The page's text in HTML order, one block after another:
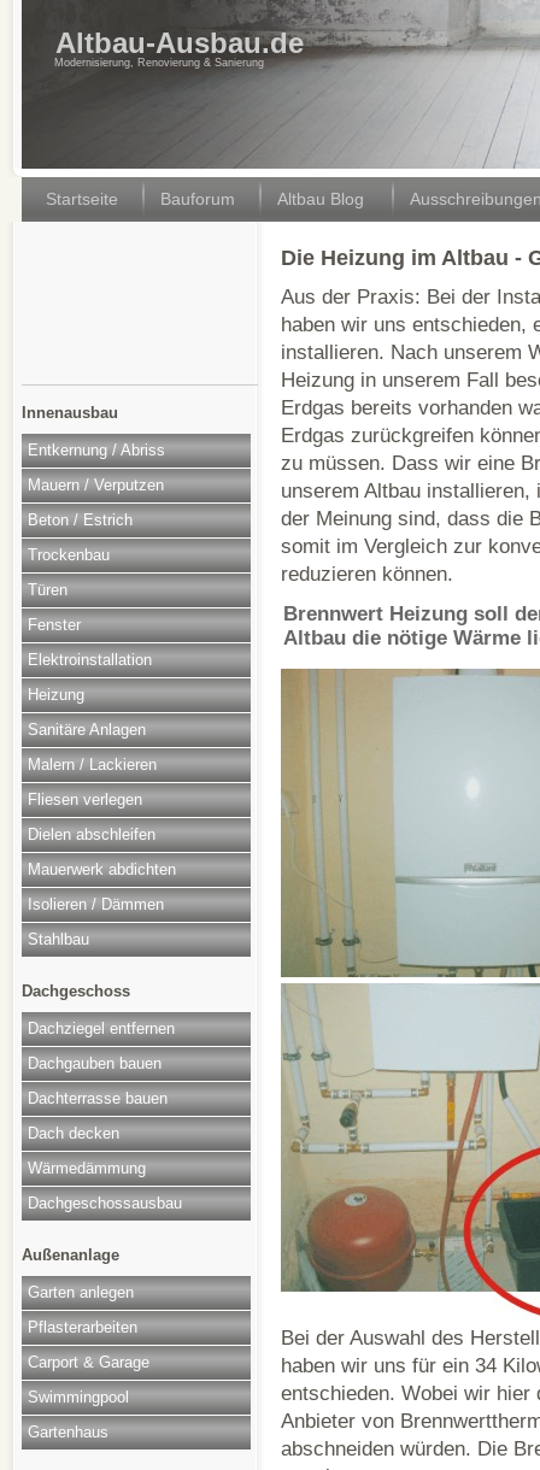
Altbau-Ausbau.de
Modernisierung, Renovierung & Sanierung
Startseite Bauforum Altbau Blog
Innenausbau
Entkernung / Abriss
Mauern / Verputzen
Beton / Estrich
Trockenbau
Türen
Fenster
Elektroinstallation
Heizung
Sanitäre Anlagen
Malern / Lackieren
Fliesen verlegen
Dielen abschleifen
Mauerwerk abdichten
Isolieren / Dämmen
Stahlbau
Dachgeschoss
Dachziegel entfernen
Dachgauben bauen
Dachterrasse bauen
Dach decken
Wärmedämmung
Dachgeschossausbau
Außenanlage
Garten anlegen
Pflasterarbeiten
Carport & Garage
Swimmingpool
Gartenhaus
Die Heizung im Altbau -
Aus der Praxis: Bei der
haben wir uns entschieden,
installieren. Nach unserem
Heizung in unserem Fall
Erdgas bereits vorhanden
Erdgas zurückgreifen
zu müssen. Dass wir eine
unserem Altbau
der Meinung sind, dass die
somit im Vergleich zur
reduzieren können.
Brennwert Heizung soll
Altbau die nötige Wärme
Bei der Auswahl des
haben wir uns für ein 34
entschieden. Wobei wir hier
Anbieter von
abschneiden würden. Die